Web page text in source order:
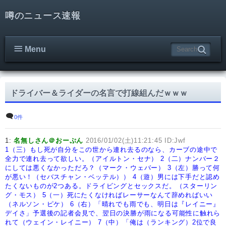
噂のニュース速報
Menu
ドライバー＆ライダーの名言で打線組んだｗｗｗ
0件
1:名無しさん＠おーぷん 2016/01/02(土)11:21:45 ID:Jwf
1（三）もし死が自分をこの世から連れ去るのなら、カーブの途中で
全力で連れ去って欲しい。（アイルトン・セナ）
2（二）ナンバー２
にしては悪くなかっただろ？（マーク・ウェバー）
3（左）勝って何
が悪い！（セバスチャン・ベッテル））
4（遊）男には下手だと認め
たくないものが2つある。ドライビングとセックスだ。（スターリン
グ・モス）
5（一）死にたくなければレーサーなんて辞めればいい
（ネルソン・ピケ）
6（右）「晴れでも雨でも、明日は『レイニー』
デイさ」予選後の記者会見で、翌日の決勝が雨になる可能性に触れら
れて（ウェイン・レイニー）
7（中）「俺は（ランキング）2位で良